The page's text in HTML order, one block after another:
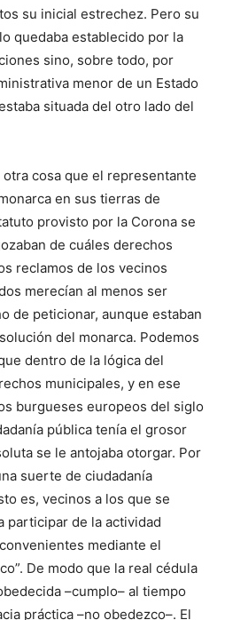
su inicial estrechez. Pero su
quedaba establecido por la
sino, sobre todo, por
menor de un Estado
situada del otro lado del
cosa que el representante
en sus tierras de
provisto por la Coro­na se
de cuáles derechos
reclamos de los vecinos
merecían al menos ser
de peticionar, aunque estaban
del monarca. Podemos
dentro de la lógi­ca del
municipales, y en ese
burgueses europeos del siglo
pública tenía el grosor
se le antojaba otorgar. Por
suerte de ciudadanía
es, vecinos a los que se
participar de la actividad
mediante el
De modo que la real cédula
–cumplo– al tiempo
práctica –no obedezco–. El